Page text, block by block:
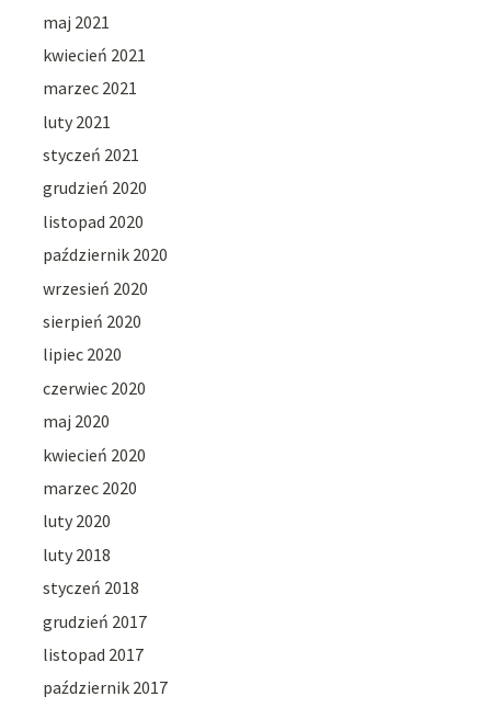
maj 2021
kwiecień 2021
marzec 2021
luty 2021
styczeń 2021
grudzień 2020
listopad 2020
październik 2020
wrzesień 2020
sierpień 2020
lipiec 2020
czerwiec 2020
maj 2020
kwiecień 2020
marzec 2020
luty 2020
luty 2018
styczeń 2018
grudzień 2017
listopad 2017
październik 2017